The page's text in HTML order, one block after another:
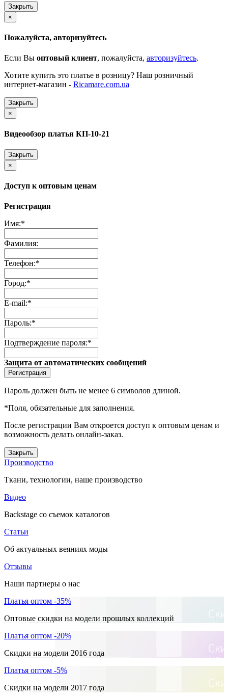
Закрыть
×
Пожалуйста, авторизуйтесь
Если Вы оптовый клиент, пожалуйста, авторизуйтесь.
Хотите купить это платье в розницу? Наш розничный
интернет-магазин - Ricamare.com.ua
Закрыть
×
Видеообзор платья КП-10-21
Закрыть
×
Доступ к оптовым ценам
Регистрация
Имя:*
Фамилия:
Телефон:*
Город:*
E-mail:*
Пароль:*
Подтверждение пароля:*
Защита от автоматических сообщений
Пароль должен быть не менее 6 символов длиной.
*Поля, обязательные для заполнения.
После регистрации Вам откроется доступ к оптовым ценам и
возможность делать онлайн-заказ.
Закрыть
Производство
Ткани, технологии, наше производство
Видео
Backstage со съемок каталогов
Статьи
Об актуальных веяниях моды
Отзывы
Наши партнеры о нас
Платья оптом -35%
Оптовые скидки на модели прошлых коллекций
Платья оптом -20%
Скидки на модели 2016 года
Платья оптом -5%
Скидки на модели 2017 года